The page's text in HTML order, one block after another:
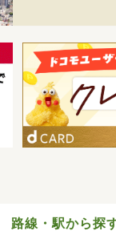
路線・駅から探